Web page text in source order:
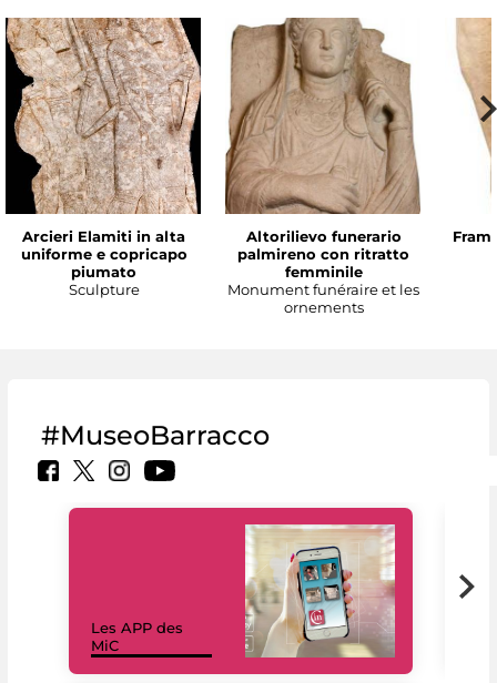
Arcieri Elamiti in alta
uniforme e copricapo
piumato
Sculpture
Altorilievo funerario
palmireno con ritratto
femminile
Monument funéraire et les
ornements
#MuseoBarracco
Les APP des
MiC